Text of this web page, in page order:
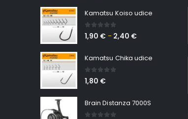
Kamatsu Koiso udice
0 out of 5
1,90 € – 2,40 €
Kamatsu Chika udice
0 out of 5
1,80 €
Brain Distanza 7000S